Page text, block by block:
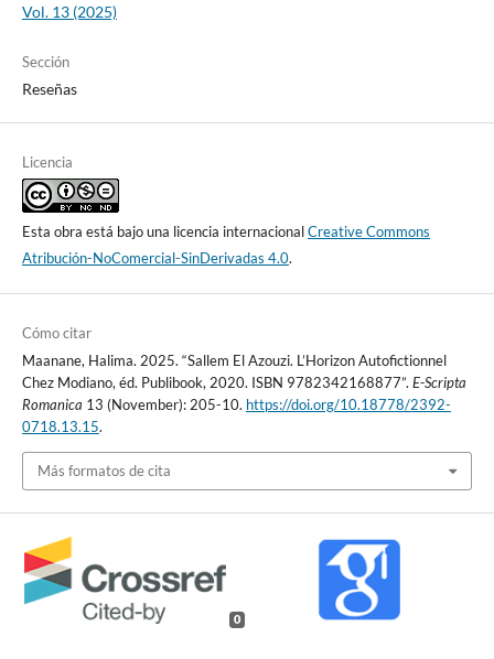
Vol. 13 (2025)
Sección
Reseñas
Licencia
Esta obra está bajo una licencia internacionalCreative Commons
Atribución-NoComercial-SinDerivadas 4.0.
Cómo citar
Maanane, Halima. 2025. “Sallem El Azouzi. L’Horizon Autofictionnel
Chez Modiano, éd. Publibook, 2020. ISBN 9782342168877”. E-Scripta
Romanica 13 (November): 205-10. https://doi.org/10.18778/2392-
0718.13.15.
Más formatos de cita
0